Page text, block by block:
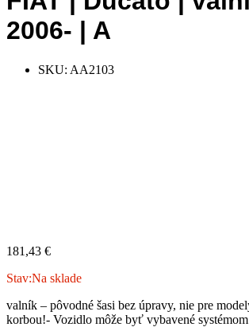
2006- | A
SKU: AA2103
181,43 €
Stav:Na sklade
valník – pôvodné šasi bez úpravy, nie pre
korbou!- Vozidlo môže byť vybavené